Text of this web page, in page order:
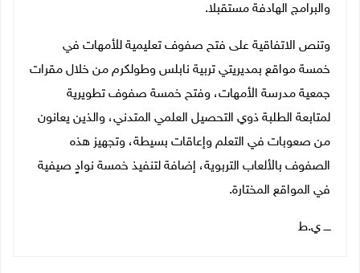
والبرامج الهادفة مستقبلا.
وتنص الاتفاقية على فتح صفوف تعليمية للأمهات في
خمسة مواقع بمديريتي تربية نابلس وطولكرم من خلال مقرات
جمعية مدرسة الأمهات، وفتح خمسة صفوف تطويرية
لمتابعة الطلبة ذوي التحصيل العلمي المتدني، والذين يعانون
من صعوبات في التعلم وإعاقات بسيطة، وتجهيز هذه
الصفوف بالألعاب التربوية، إضافة لتنفيذ خمسة نوادٍ صيفية
في المواقع المختارة.
ــــ ي.ط